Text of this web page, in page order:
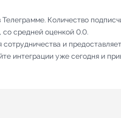
Количество
со средней оценкой 0.0.
и
интеграции уже сегодня и